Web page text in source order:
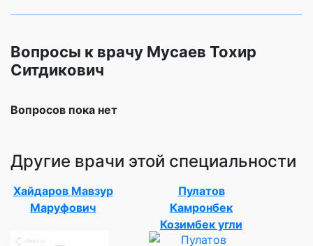
Вопросы к врачу Мусаев Тохир
Ситдикович
Вопросов пока нет
Другие врачи этой специальности
Хайдаров Мавзур
Маруфович
Пулатов
Камронбек
Козимбек угли